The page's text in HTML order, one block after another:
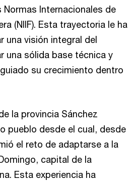
Internacionales de
(NIIF). Esta trayectoria le ha
una visión integral del
una sólida base técnica y
su crecimiento dentro
la provincia Sánchez
pueblo desde el cual, desde
el reto de adaptarse a la
capital de la
Esta experiencia ha